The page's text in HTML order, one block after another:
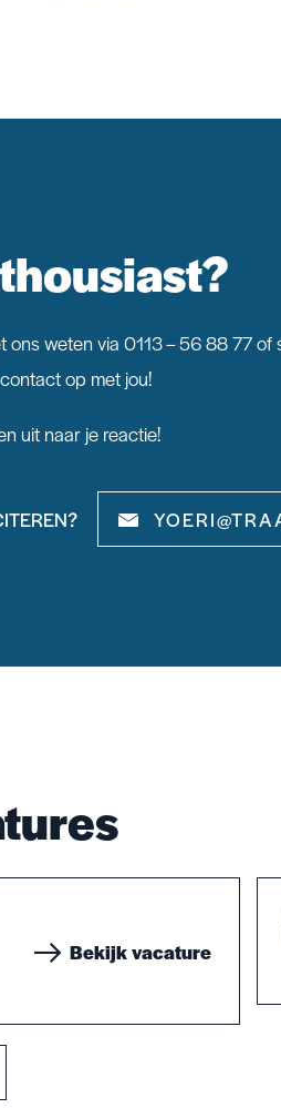
ons weten via 0113 – 56 88 77
op met jou!
uit naar je reactie!
Bekijk vacature